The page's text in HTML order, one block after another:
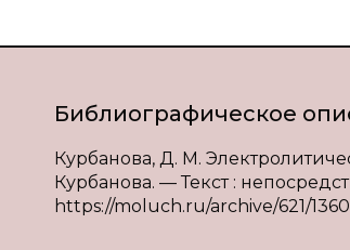
Библиографическое
Курбанова, Д. М.
Курбанова. — Текст :
https://moluch.ru/archive/621/